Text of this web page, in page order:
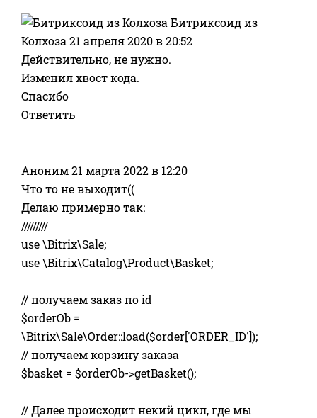
Битриксоид из
Колхоза 21 апреля 2020 в 20:52
Действительно, не нужно.
Изменил хвост кода.
Спасибо
Ответить
Аноним21 марта 2022 в 12:20
Что то не выходит((
Делаю примерно так:
/////////
use \Bitrix\Sale;
use \Bitrix\Catalog\Product\Basket;
// получаем заказ по id
$orderOb =
\Bitrix\Sale\Order::load($order['ORDER_ID']);
// получаем корзину заказа
$basket = $orderOb->getBasket();
// Далее происходит некий цикл, где мы